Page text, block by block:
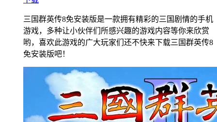
三国群英传8免安装版是一款拥有精彩的三国剧情的手机
游戏，多种让小伙伴们所感兴趣的游戏内容等你来欣赏
哟，喜欢此游戏的广大玩家们还不快来下载三国群英传8
免安装版吧！